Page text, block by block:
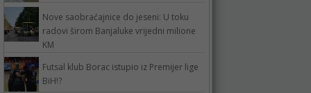
Nove saobraćajnice do jeseni: U toku
radovi širom Banjaluke vrijedni milione
KM
Futsal klub Borac istupio iz Premijer lige
BiH!?